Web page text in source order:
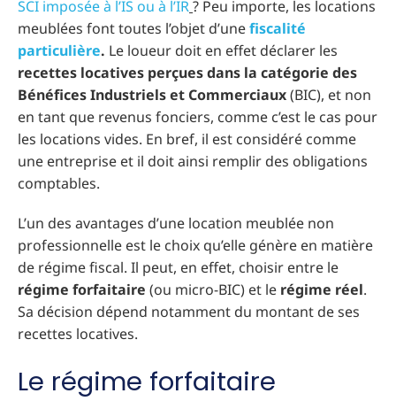
SCI imposée à l’IS ou à l’IR? Peu importe, les locations
meublées font toutes l’objet d’unefiscalité
particulière. Le loueur doit en effet déclarer les
recettes locatives perçues dans la catégorie des
Bénéfices Industriels et Commerciaux(BIC), et non
en tant que revenus fonciers, comme c’est le cas pour
les locations vides. En bref, il est considéré comme
une entreprise et il doit ainsi remplir des obligations
comptables.
L’un des avantages d’une location meublée non
professionnelle est le choix qu’elle génère en matière
de régime fiscal. Il peut, en effet, choisir entre le
régime forfaitaire (ou micro-BIC) et le régime réel.
Sa décision dépend notamment du montant de ses
recettes locatives.
Le régime forfaitaire